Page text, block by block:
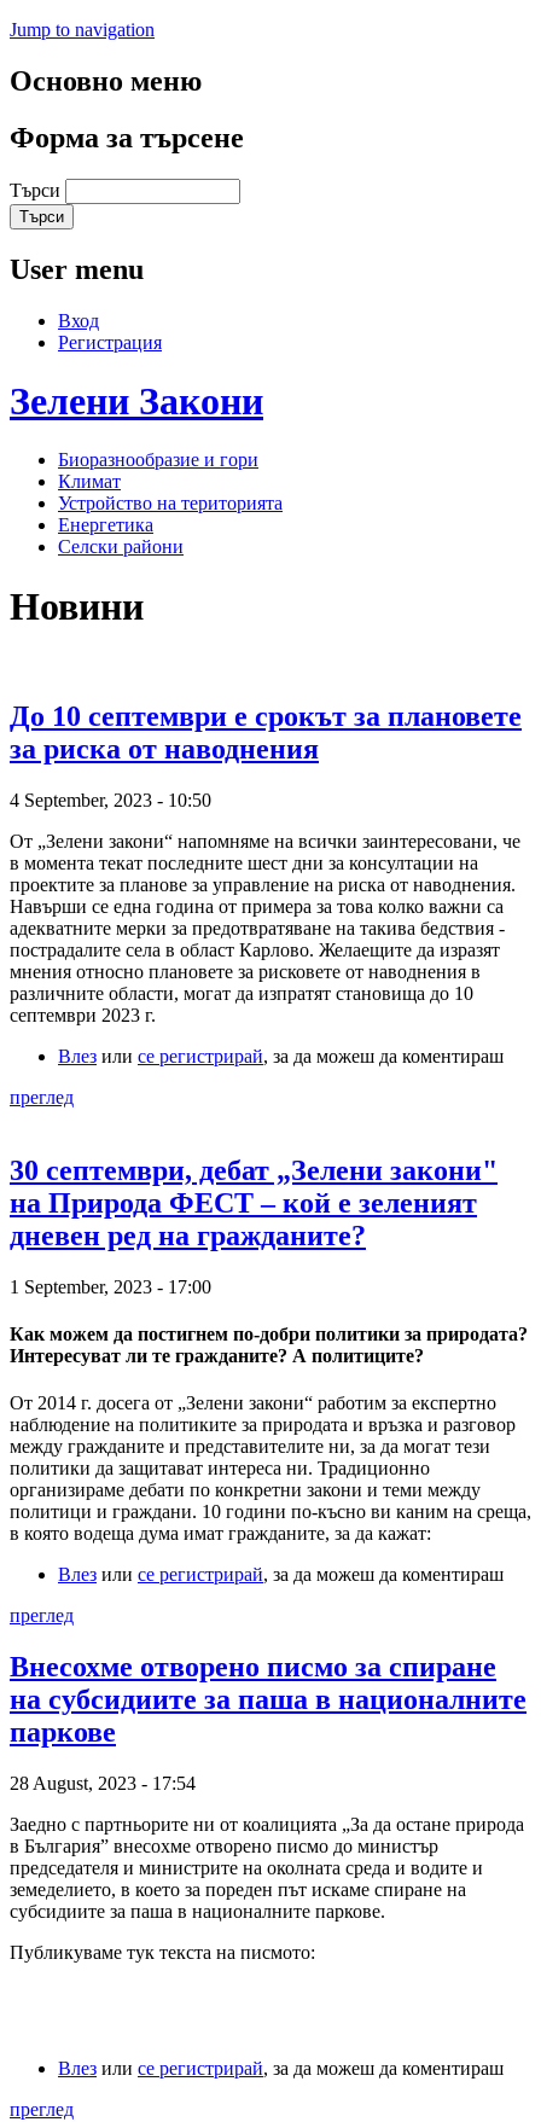
Jump to navigation
Основно меню
Форма за търсене
Търси
User menu
Вход
Регистрация
Зелени Закони
Биоразнообразие и гори
Климат
Устройство на територията
Енергетика
Селски райони
Новини
До 10 септември е срокът за плановете
за риска от наводнения
4 September, 2023 - 10:50
От „Зелени закони“ напомняме на всички заинтересовани, че
в момента текат последните шест дни за консултации на
проектите за планове за управление на риска от наводнения.
Навърши се една година от примера за това колко важни са
адекватните мерки за предотвратяване на такива бедствия -
пострадалите села в област Карлово. Желаещите да изразят
мнения относно плановете за рисковете от наводнения в
различните области, могат да изпратят становища до 10
септември 2023 г.
Влез или се регистрирай, за да можеш да коментираш
преглед
30 септември, дебат „Зелени закони"
на Природа ФЕСТ – кой е зеленият
дневен ред на гражданите?
1 September, 2023 - 17:00
Как можем да постигнем по-добри политики за природата?
Интересуват ли те гражданите? А политиците?
От 2014 г. досега от „Зелени закони“ работим за експертно
наблюдение на политиките за природата и връзка и разговор
между гражданите и представителите ни, за да могат тези
политики да защитават интереса ни. Традиционно
организираме дебати по конкретни закони и теми между
политици и граждани. 10 години по-късно ви каним на среща,
в която водеща дума имат гражданите, за да кажат:
Влез или се регистрирай, за да можеш да коментираш
преглед
Внесохме отворено писмо за спиране
на субсидиите за паша в националните
паркове
28 August, 2023 - 17:54
Заедно с партньорите ни от коалицията „За да остане природа
в България” внесохме отворено писмо до министър
председателя и министрите на околната среда и водите и
земеделието, в което за пореден път искаме спиране на
субсидиите за паша в националните паркове.
Публикуваме тук текста на писмото:
Влез или се регистрирай, за да можеш да коментираш
преглед